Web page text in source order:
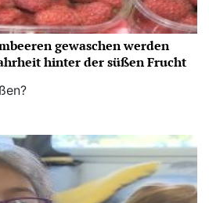
gewaschen werden
hinter der süßen Frucht